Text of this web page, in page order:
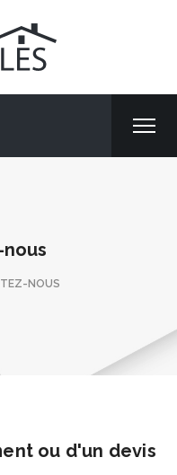
NOUS
ou d'un devis